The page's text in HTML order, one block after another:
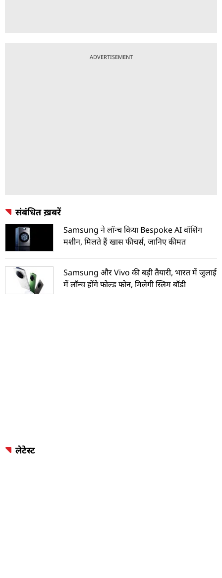
ADVERTISEMENT
संबंधित ख़बरें
Samsung ने लॉन्च किया Bespoke AI वॉशिंग
मशीन, मिलते हैं खास फीचर्स, जानिए कीमत
Samsung और Vivo की बड़ी तैयारी, भारत में जुलाई
में लॉन्च होंगे फोल्ड फोन, मिलेगी स्लिम बॉडी
लेटेस्ट